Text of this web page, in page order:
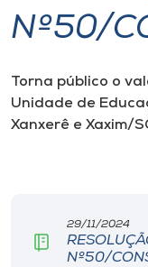
I.nova
Diplomados
Biblioteca
Nº50/
Torna público o
Unidade de
Xanxerê e Xaxim/
29/11/2024
Nº50/